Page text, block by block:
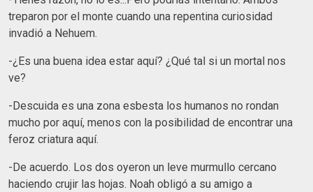
treparon por el monte cuando una repentina curiosidad
invadió a Nehuem.
-¿Es una buena idea estar aquí? ¿Qué tal si un mortal nos
ve?
-Descuida es una zona esbesta los humanos no rondan
mucho por aquí, menos con la posibilidad de encontrar una
feroz criatura aquí.
-De acuerdo. Los dos oyeron un leve murmullo cercano
haciendo crujir las hojas. Noah obligó a su amigo a